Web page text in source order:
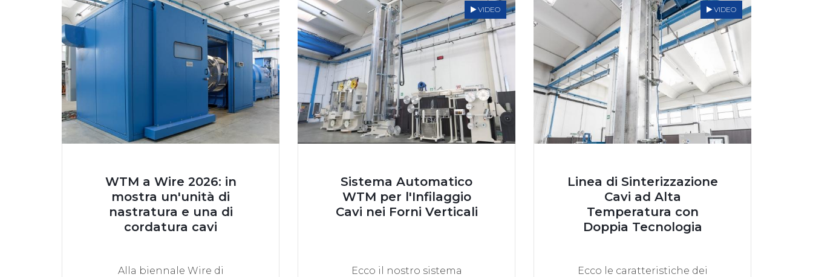
WTM a Wire 2026: in
mostra un'unità di
nastratura e una di
cordatura cavi
Alla biennale Wire di
VIDEO
Sistema Automatico
WTM per l'Infilaggio
Cavi nei Forni Verticali
Ecco il nostro sistema
VIDEO
Linea di Sinterizzazione
Cavi ad Alta
Temperatura con
Doppia Tecnologia
Ecco le caratteristiche dei